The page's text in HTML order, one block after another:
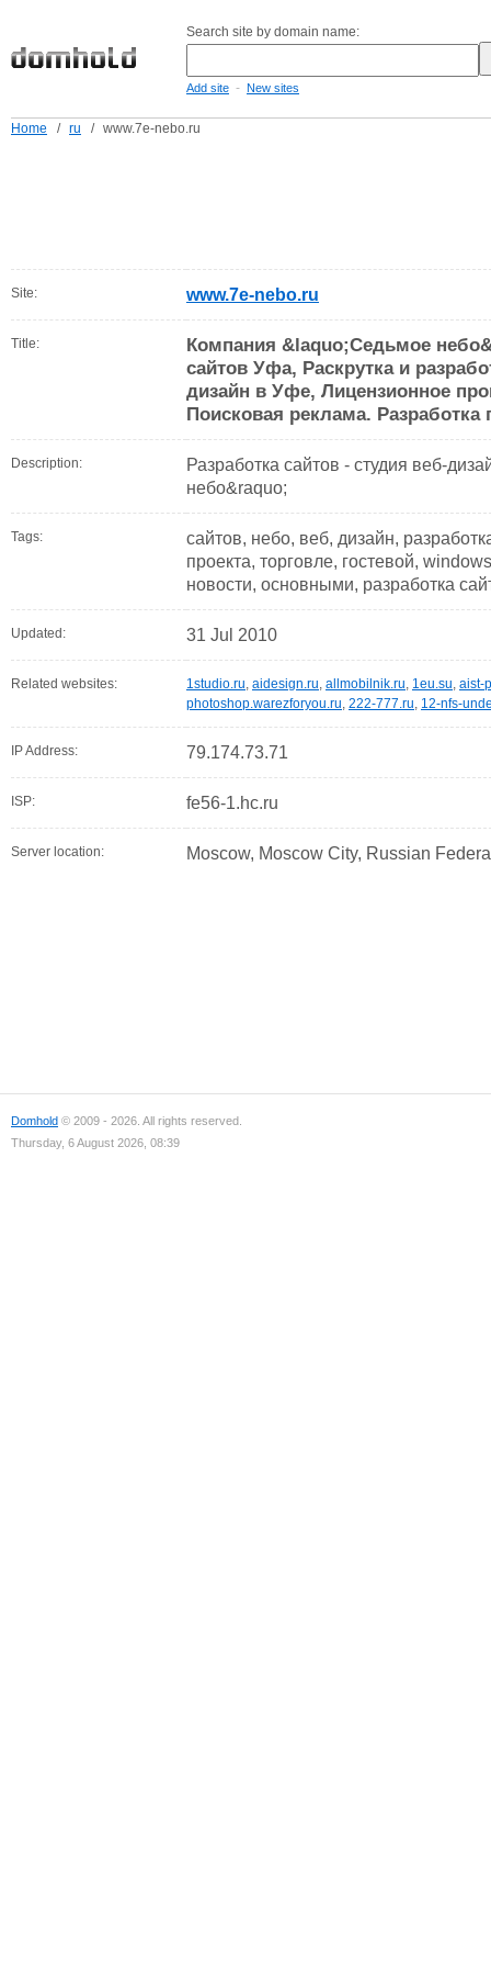
Search site by domain name:
Add site - New sites
Home / ru / www.7e-nebo.ru
Site: www.7e-nebo.ru
Title:
Компания &laquo;Седьмое
сайтов Уфа, Раскрутка и
дизайн в Уфе, Лицензионное
Поисковая реклама. Разработка
Description:
Разработка сайтов - студия веб-
небо&raquo;
Tags:
сайтов, небо, веб, дизайн,
проекта, торговле, гостевой,
новости, основными, разработка
Updated: 31 Jul 2010
Related websites: 1studio.ru, aidesign.ru, allmobilnik.ru, 1eu.su, aist-
photoshop.warezforyou.ru, 222-777.ru, 12-nfs-
IP Address: 79.174.73.71
ISP: fe56-1.hc.ru
Server location: Moscow, Moscow City, Russian
Domhold © 2009 - 2026. All rights reserved.
Thursday, 6 August 2026, 08:39